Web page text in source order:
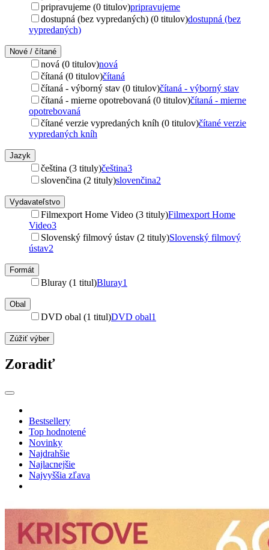
pripravujeme (0 titulov)pripravujeme
dostupná (bez vypredaných) (0 titulov)dostupná (bez
vypredaných)
Nové / čítané
nová (0 titulov)nová
čítaná (0 titulov)čítaná
čítaná - výborný stav (0 titulov)čítaná - výborný stav
čítaná - mierne opotrebovaná (0 titulov)čítaná - mierne
opotrebovaná
čítané verzie vypredaných kníh (0 titulov)čítané verzie
vypredaných kníh
Jazyk
čeština (3 tituly)čeština3
slovenčina (2 tituly)slovenčina2
Vydavateľstvo
Filmexport Home Video (3 tituly)Filmexport Home
Video3
Slovenský filmový ústav (2 tituly)Slovenský filmový
ústav2
Formát
Bluray (1 titul)Bluray1
Obal
DVD obal (1 titul)DVD obal1
Zúžiť výber
Zoradiť
Bestsellery
Top hodnotené
Novinky
Najdrahšie
Najlacnejšie
Najvyššia zľava